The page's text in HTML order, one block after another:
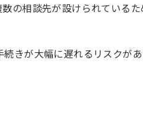
できない時の解決策
て使えるサービス
の活用法を知る
の相談先が設けられている
きが大幅に遅れるリスクが